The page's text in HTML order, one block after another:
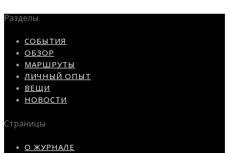
Разделы
СОБЫТИЯ
ОБЗОР
МАРШРУТЫ
ЛИЧНЫЙ ОПЫТ
ВЕЩИ
НОВОСТИ
Страницы
О ЖУРНАЛЕ